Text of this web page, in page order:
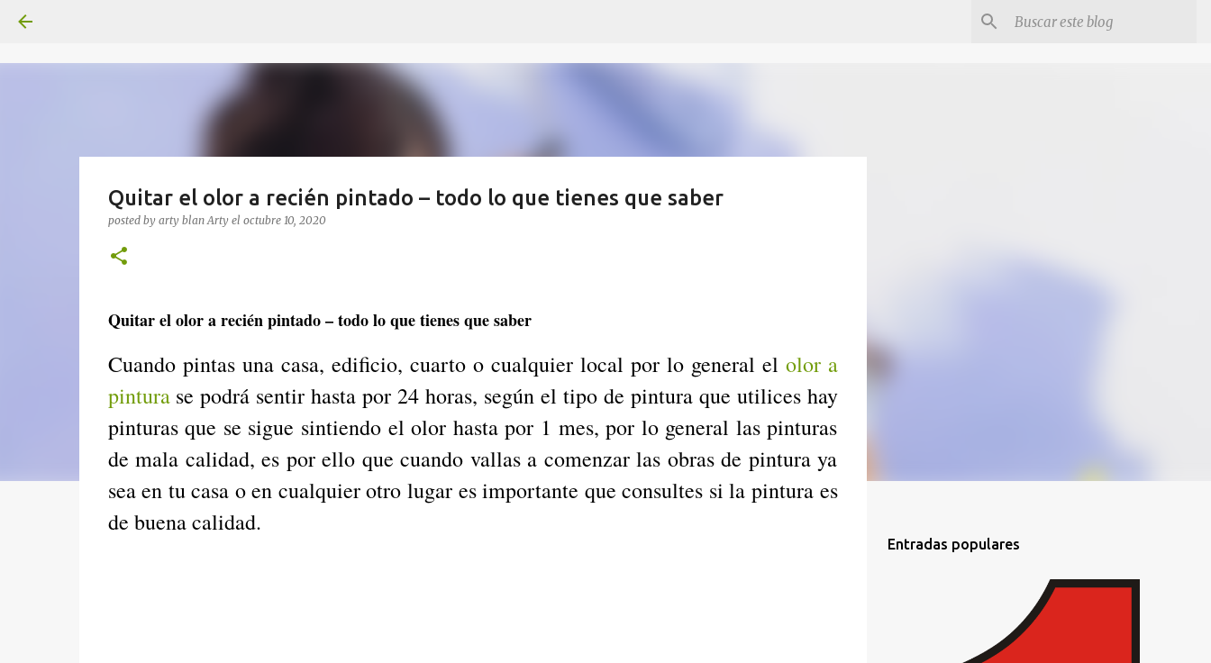
Quitar el olor a recién pintado – todo lo que tienes que saber
posted by arty blanArty el octubre 10, 2020
Quitar el olor a recién pintado – todo lo que tienes que saber
Cuando pintas una casa, edificio, cuarto o cualquier local por lo general el olor a
pinturase podrá sentir hasta por 24 horas, según el tipo de pintura que utilices hay
pinturas que se sigue sintiendo el olor hasta por 1 mes, por lo general las pinturas
de mala calidad, es por ello que cuando vallas a comenzar las obras de pintura ya
sea en tu casa o en cualquier otro lugar es importante que consultes si la pintura es
de buena calidad.
Entradas populares